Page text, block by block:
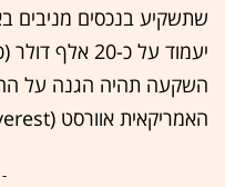
שתשקיע בנכסים מניבים
השקעה תהיה הגנה על
האמריקאית אוורסט (Everest).